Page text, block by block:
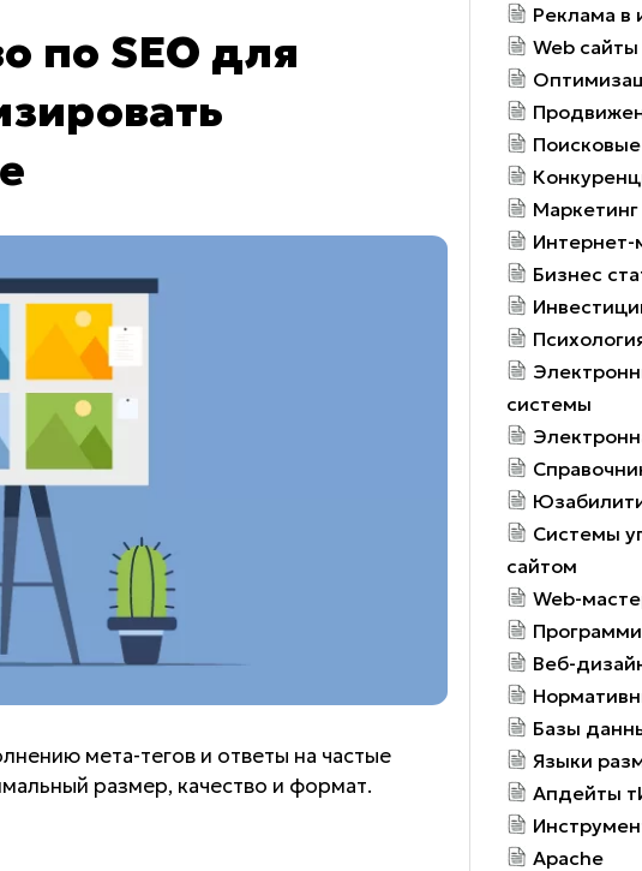
по SEO для
мета-тегов и ответы на частые
размер, качество и формат.
Реклама в
Web сайты
Маркетинг
Интернет-
Бизнес
системы
Системы
сайтом
Web-
Веб-
Базы
Языки
Апдейты
Apache